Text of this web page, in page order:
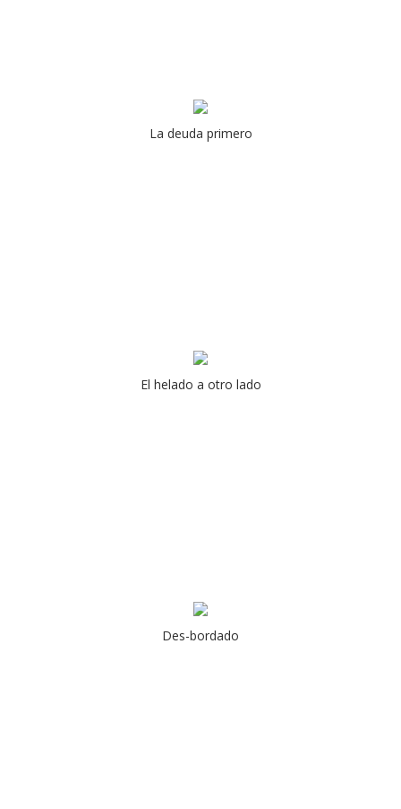
La deuda primero
El helado a otro lado
Des-bordado